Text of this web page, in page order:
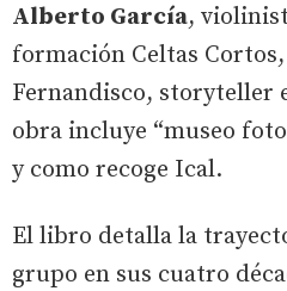
Alberto García,
formación Celtas
Fernandisco, storyteller
obra incluye “museo
y como recoge Ical.
El libro detalla la
grupo en sus cuatro